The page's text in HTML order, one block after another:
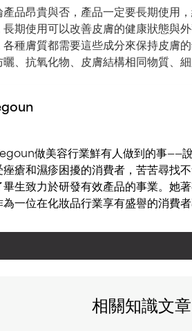
品昂貴與否，產品一定要長期使用
期使用可以改善皮膚的健康狀態與
種膚質都需要這些成分來保持皮膚
、抗氧化物、皮膚結構相同物質、
做美容行業鮮有人做到的事——
瘡和濕疹困擾的消費者，苦苦尋找
生致力於研發有效產品的事業。她
一位在化妝品行業享有盛譽的消費者
相關知識文章